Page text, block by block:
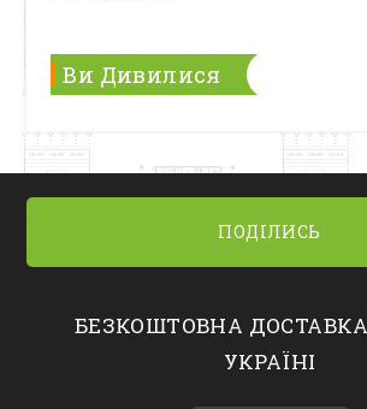
Ви Дивилися
ПОДІЛИСЬ
БЕЗКОШТОВНА
УКРАЇНІ